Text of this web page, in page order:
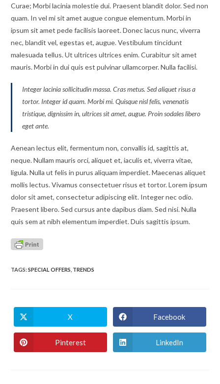
Curae; Morbi lacinia molestie dui. Praesent blandit dolor. Sed non
quam. In vel mi sit amet augue congue elementum. Morbi in
ipsum sit amet pede facilisis laoreet. Donec lacus nunc, viverra
nec, blandit vel, egestas et, augue. Vestibulum tincidunt
malesuada tellus. Ut ultrices ultrices enim. Curabitur sit amet
mauris. Morbi in dui quis est pulvinar ullamcorper. Nulla facilisi.
Integer lacinia sollicitudin massa. Cras metus. Sed aliquet risus a
tortor. Integer id quam. Morbi mi. Quisque nisl felis, venenatis
tristique, dignissim in, ultrices sit amet, augue. Proin sodales libero
eget ante.
Aenean lectus elit, fermentum non, convallis id, sagittis at,
neque. Nullam mauris orci, aliquet et, iaculis et, viverra vitae,
ligula. Nulla ut felis in purus aliquam imperdiet. Maecenas aliquet
mollis lectus. Vivamus consectetuer risus et tortor. Lorem ipsum
dolor sit amet, consectetur adipiscing elit. Integer nec odio.
Praesent libero. Sed cursus ante dapibus diam. Sed nisi. Nulla
quis sem at nibh elementum imperdiet. Duis sagittis ipsum.
TAGS:SPECIAL OFFERS TRENDS
Opens
in
a
new
window
X
Opens
in
a
new
window
Facebook
Opens
in
Pinterest
Opens
in
LinkedIn